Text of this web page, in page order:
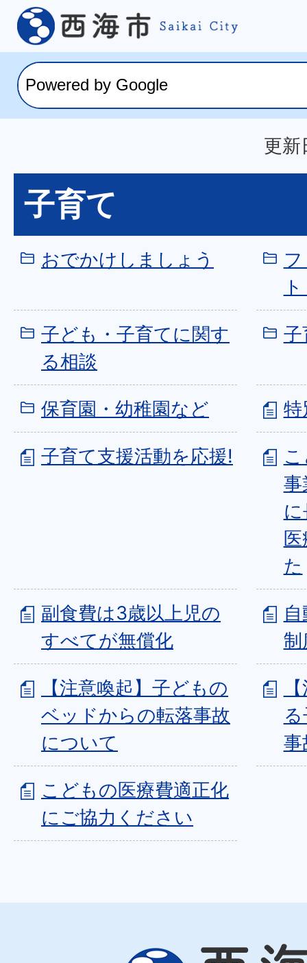
更新
子育て
おでかけしましょう
子ども・子育てに関す
る相談
子
保育園・幼稚園など 特
子育て支援活動を応援!
事
た
副食費は3歳以上児の
すべてが無償化
制
【注意喚起】子どもの
ベッドからの転落事故
について
事
こどもの医療費適正化
にご協力ください